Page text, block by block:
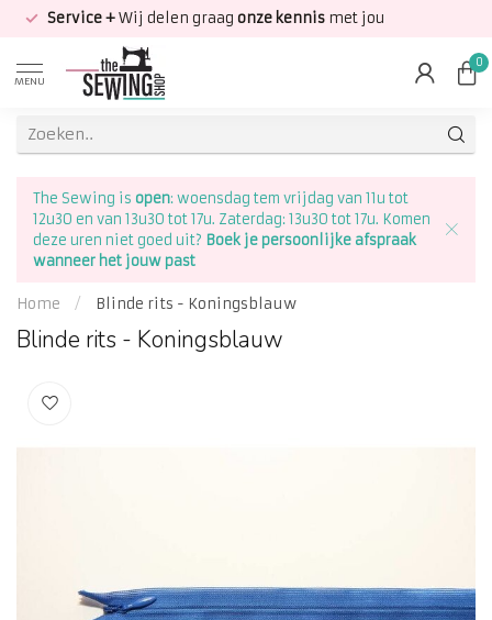
Service +Wij delen graag onze kennis met jou
MENU
0
The Sewing is open: woensdag tem vrijdag van 11u tot
12u30 en van 13u30 tot 17u. Zaterdag: 13u30 tot 17u. Komen
deze uren niet goed uit? Boek je persoonlijke afspraak
wanneer het jouw past
Home / Blinde rits - Koningsblauw
Blinde rits - Koningsblauw